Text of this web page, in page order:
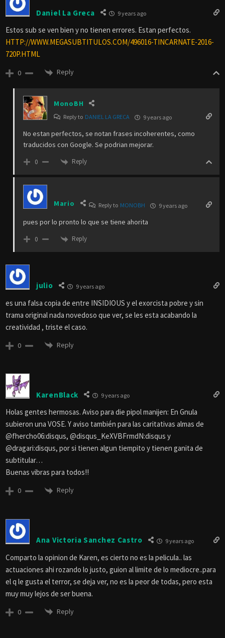
Daniel La Greca 9 years ago
Estos sub se ven bien y no tienen errores. Estan perfectos.
HTTP://WWW.MEGASUBTITULOS.COM/496016-TINCARNATE-2016-
720P.HTML
0 Reply
MonoBH
Reply to DANIEL LA GRECA 9 years ago
No estan perfectos, se notan frases incoherentes, como
traducidos con Google. Se podrian mejorar.
0 Reply
Mario Reply to MONOBH 9 years ago
pues por lo pronto lo que se tiene ahorita
0 Reply
julio 9 years ago
es una falsa copia de entre INSIDIOUS y el exorcista pobre y sin
trama original nada novedoso que ver, se les esta acabando la
creatividad , triste el caso.
0 Reply
KarenBlack 9 years ago
Holas gentes hermosas. Aviso para die pipol manijen: En Gnula
subieron una VOSE. Y aviso también para las caritativas almas de
@fhercho06:disqus, @disqus_KeXVBFrmdN:disqus y
@dragari:disqus, por si tienen algun tiempito y tienen ganita de
subtitular…
Buenas vibras para todos!!
0 Reply
Ana Victoria Sanchez Castro 9 years ago
Comparto la opinion de Karen, es cierto no es la pelicula.. las
actuaciones ahi rozando lo justo, guion al limite de lo mediocre..para
el q le gusta el terror, se deja ver, no es la peor de todas, pero esta
muy muy lejos de ser buena.
0 Reply